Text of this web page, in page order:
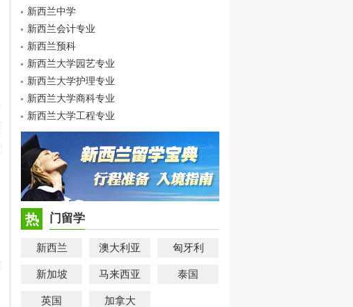
新西兰中学
新西兰会计专业
新西兰预科
新西兰大学园艺专业
新西兰大学护理专业
新西兰大学商科专业
新西兰大学工程专业
热 门留学
新西兰 澳大利亚 匈牙利
新加坡 马来西亚 泰国
英国 加拿大